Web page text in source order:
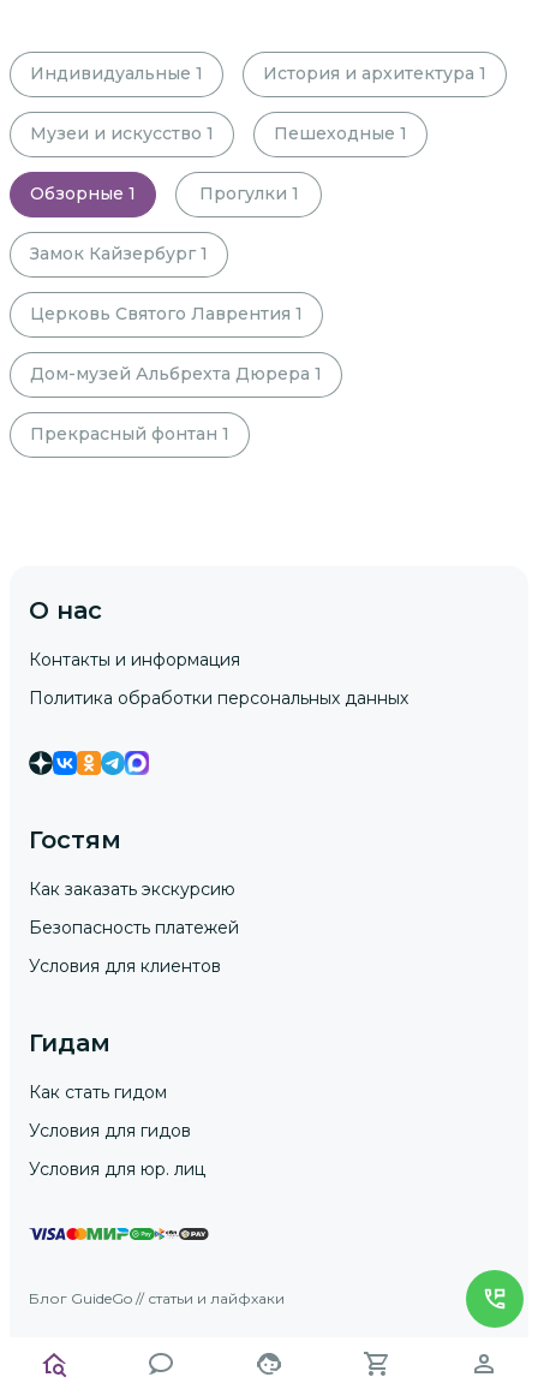
Индивидуальные 1 История и архитектура 1
Музеи и искусство 1 Пешеходные 1
Обзорные 1 Прогулки 1
Замок Кайзербург 1
Церковь Святого Лаврентия 1
Дом-музей Альбрехта Дюрера 1
Прекрасный фонтан 1
О нас
Контакты и информация
Политика обработки персональных данных
Гостям
Как заказать экскурсию
Безопасность платежей
Условия для клиентов
Гидам
Как стать гидом
Условия для гидов
Условия для юр. лиц
Блог GuideGo // статьи и лайфхаки